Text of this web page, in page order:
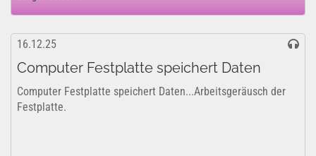
16.12.25
Computer Festplatte speichert Daten
Computer Festplatte speichert Daten...Arbeitsgeräusch der
Festplatte.